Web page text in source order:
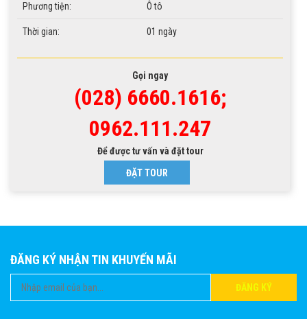
Phương tiện: Ô tô
Thời gian: 01 ngày
Gọi ngay
(028) 6660.1616;
0962.111.247
Để được tư vấn và đặt tour
ĐẶT TOUR
ĐĂNG KÝ NHẬN TIN KHUYẾN MÃI
ĐĂNG KÝ